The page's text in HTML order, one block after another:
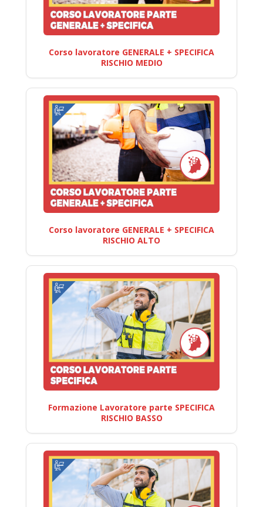
Corso lavoratore GENERALE + SPECIFICA
RISCHIO MEDIO
Corso lavoratore GENERALE + SPECIFICA
RISCHIO ALTO
Formazione Lavoratore parte SPECIFICA
RISCHIO BASSO